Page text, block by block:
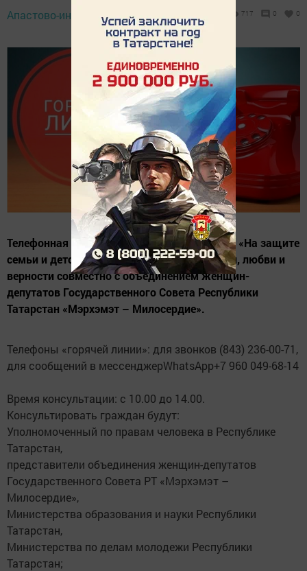
Апастово-информ, 5 июля 2024 - 13:43 717 0 0
Телефонная «горячая линия» для населения «На защите
семьи и детства», приуроченную Дню семьи, любви и
верности совместно с объединением женщин-
депутатов Государственного Совета Республики
Татарстан «Мэрхэмэт – Милосердие».
Телефоны «горячей линии»: для звонков (843) 236-00-71,
для сообщений в мессенджерWhatsApp+7 960 049-68-14
Время консультации: с 10.00 до 14.00.
Консультировать граждан будут:
Уполномоченный по правам человека в Республике
Татарстан,
представители объединения женщин-депутатов
Государственного Совета РТ «Мэрхэмэт –
Милосердие»,
Министерства образования и науки Республики
Татарстан,
Министерства по делам молодежи Республики
Татарстан;